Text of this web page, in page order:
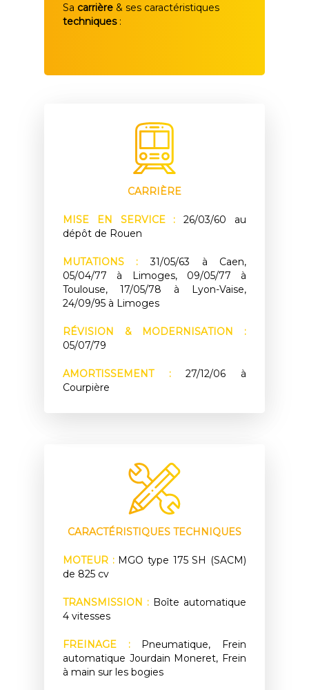
Sa carrière& ses caractéristiques
techniques:
CARRIÈRE
MISE EN SERVICE : 26/03/60 au
dépôt de Rouen
MUTATIONS : 31/05/63 à Caen,
05/04/77 à Limoges, 09/05/77 à
Toulouse, 17/05/78 à Lyon-Vaise,
24/09/95 à Limoges
RÉVISION & MODERNISATION :
05/07/79
AMORTISSEMENT :27/12/06 à
Courpière
CARACTÉRISTIQUES TECHNIQUES
MOTEUR :MGO type 175 SH (SACM)
de 825 cv
TRANSMISSION :Boîte automatique
4 vitesses
FREINAGE :Pneumatique, Frein
automatique Jourdain Moneret, Frein
à main sur les bogies